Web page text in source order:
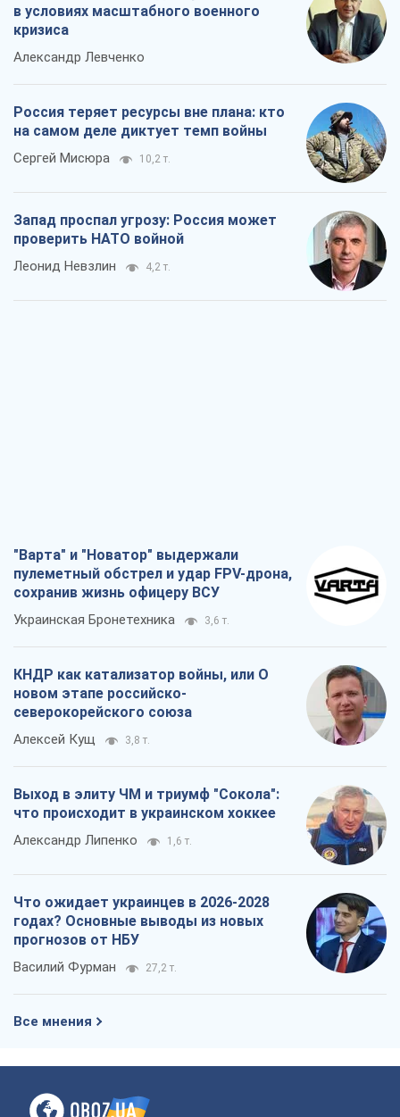
в условиях масштабного военного
кризиса
Александр Левченко
Россия теряет ресурсы вне плана: кто
на самом деле диктует темп войны
Сергей Мисюра 10,2 т.
Запад проспал угрозу: Россия может
проверить НАТО войной
Леонид Невзлин 4,2 т.
"Варта" и "Новатор" выдержали
пулеметный обстрел и удар FPV-дрона,
сохранив жизнь офицеру ВСУ
Украинская Бронетехника 3,6 т.
КНДР как катализатор войны, или О
новом этапе российско-
северокорейского союза
Алексей Кущ 3,8 т.
Выход в элиту ЧМ и триумф "Сокола":
что происходит в украинском хоккее
Александр Липенко 1,6 т.
Что ожидает украинцев в 2026-2028
годах? Основные выводы из новых
прогнозов от НБУ
Василий Фурман 27,2 т.
Все мнения